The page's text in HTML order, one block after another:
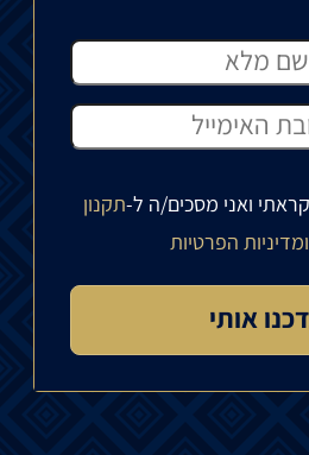
ואני מסכים/ה ל-תקנון
הפרטיות